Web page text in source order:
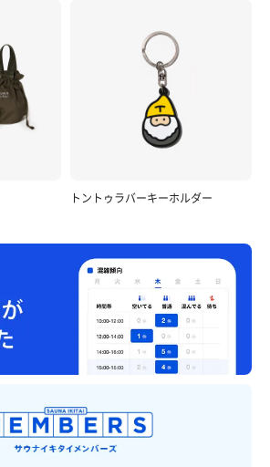
トントゥラバーキーホルダー